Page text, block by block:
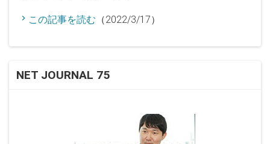
この記事を読む （2022/3/17）
NET JOURNAL 75